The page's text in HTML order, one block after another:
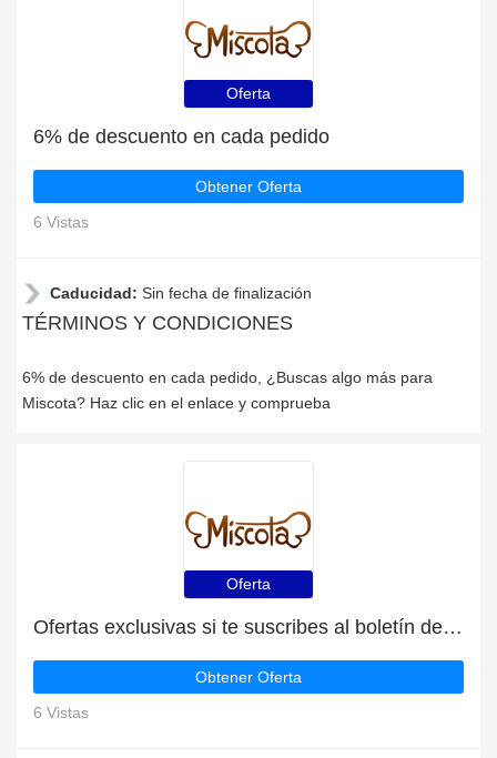
Oferta
6% de descuento en cada pedido
Obtener Oferta
6 Vistas
Caducidad: Sin fecha de finalización
TÉRMINOS Y CONDICIONES
6% de descuento en cada pedido, ¿Buscas algo más para
Miscota? Haz clic en el enlace y comprueba
Oferta
Ofertas exclusivas si te suscribes al boletín de Miscota
Obtener Oferta
6 Vistas